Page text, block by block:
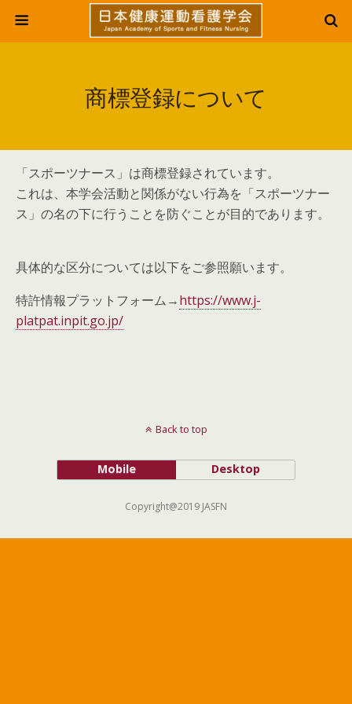
商標登録について
「スポーツナース」は商標登録されています。
これは、本学会活動と関係がない行為を「スポーツナー
ス」の名の下に行うことを防ぐことが目的であります。
具体的な区分については以下をご参照願います。
特許情報プラットフォーム→https://www.j-
platpat.inpit.go.jp/
Back to top
Mobile Desktop
Copyright@2019 JASFN